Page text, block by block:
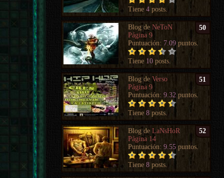
Tiene4 posts.
50
Blog deNeToN
Página 9
Puntuación: 7.09 puntos.
Tiene 10 posts.
51
Blog deVerso
Página 9
Puntuación:9.32 puntos.
Tiene8 posts.
52
Blog deLaNsHoR
Página 14
Puntuación:9.55 puntos.
Tiene8 posts.